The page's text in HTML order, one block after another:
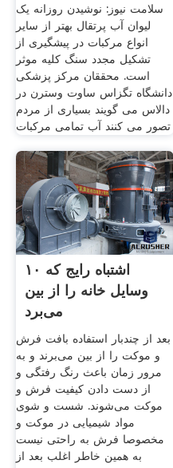
سلامت نیوز: نوشیدن روزانه یک
لیوان آب پرتقال بهتر از سایر
انواع مرکبات در پیشگیری از
تشکیل مجدد سنگ کلیه موثر
است. محققان مرکز پزشکی
دانشگاه تگزاس ساوت وسترن در
دالاس می گویند بسیاری از مردم
تصور می کنند آب تمامی مرکبات
۱۰ اشتباه رایج که
وسایل خانه را از بین
می‌برد
بعد از چندبار استفاده بافت فرش
و موکت را از بین می‌برند و به
مرور زمان باعث رنگ رفتگی و
از دست دادن کیفیت فرش و
موکت می‌شوند. شست و شوی
مواد شیمیایی در موکت و
مخصوصا فرش به راحتی نیست
به همین خاطر اغلب بعد از